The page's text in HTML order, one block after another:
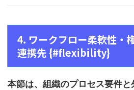
4. ワークフロー柔軟性・
連携先 {#flexibility}
本節は、組織のプロセス要件